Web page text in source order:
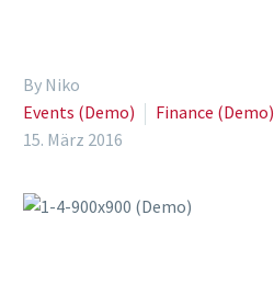
By Niko
Events (Demo)
Finance (Demo)
15. März 2016